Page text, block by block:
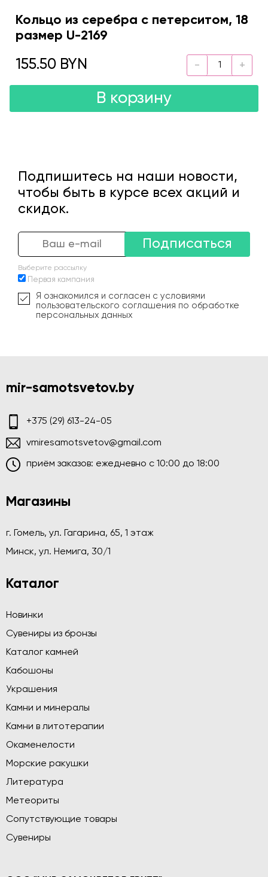
Кольцо из серебра с петерситом, 18
размер U-2169
155.50 BYN
В корзину
Подпишитесь на наши новости,
чтобы быть в курсе всех акций и
скидок.
Подписаться
Выберите рассылку
Первая кампания
Я ознакомился и согласен с условиями
пользовательского соглашения по обработке
персональных данных
mir-samotsvetov.by
+375 (29) 613-24-05
vmiresamotsvetov@gmail.com
приём заказов: ежедневно c 10:00 до 18:00
Магазины
г. Гомель, ул. Гагарина, 65, 1 этаж
Минск, ул. Немига, 30/1
Каталог
Новинки
Сувениры из бронзы
Каталог камней
Кабошоны
Украшения
Камни и минералы
Камни в литотерапии
Окаменелости
Морские ракушки
Литература
Метеориты
Сопутствующие товары
Сувениры